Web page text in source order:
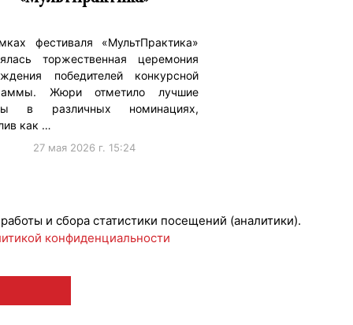
фестиваля «МультПрактика»
торжественная церемония
победителей конкурсной
Жюри отметило лучшие
в различных номинациях,
как …
27 мая 2026 г. 15:24
и сбора статистики посещений (аналитики).
конфиденциальности